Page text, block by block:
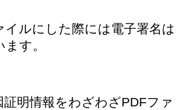
イルにした際には電子署名は
す。
証明情報をわざわざPDFファ